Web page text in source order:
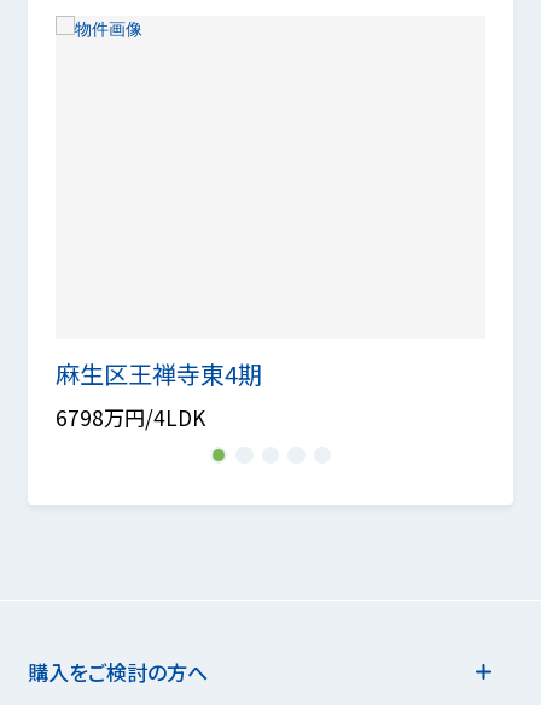
麻生区王禅寺東4期
6798万円/4LDK
1
購入をご検討の方へ